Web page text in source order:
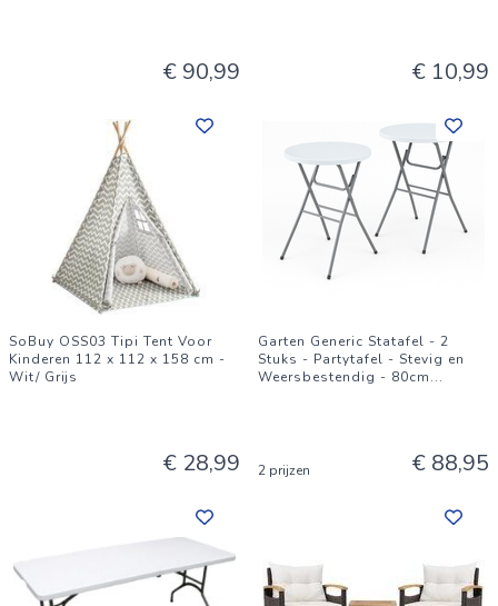
€ 90,99 € 10,99
SoBuy OSS03 Tipi Tent Voor
Kinderen 112 x 112 x 158 cm -
Wit/ Grijs
€ 28,99
Garten Generic Statafel - 2
Stuks - Partytafel - Stevig en
Weersbestendig - 80cm...
2 prijzen € 88,95